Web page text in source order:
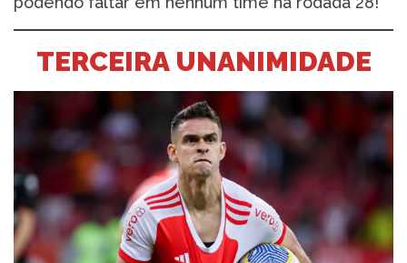
TERCEIRA UNANIMIDADE